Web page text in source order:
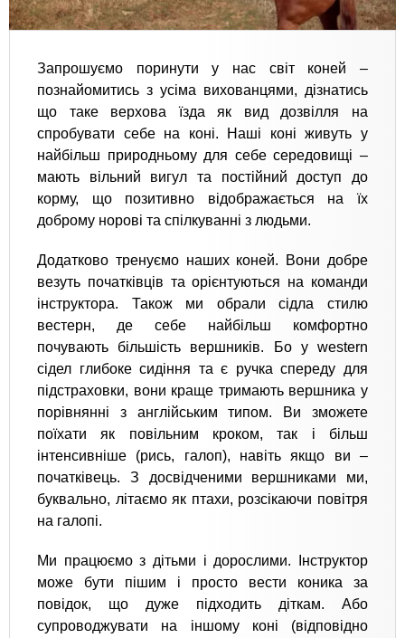
Запрошуємо поринути у нас світ коней –
познайомитись з усіма вихованцями, дізнатись
що таке верхова їзда як вид дозвілля на
спробувати себе на коні. Наші коні живуть у
найбільш природньому для себе середовищі –
мають вільний вигул та постійний доступ до
корму, що позитивно відображається на їх
доброму норові та спілкуванні з людьми.
Додатково тренуємо наших коней. Вони добре
везуть початківців та орієнтуються на команди
інструктора. Також ми обрали сідла стилю
вестерн, де себе найбільш комфортно
почувають більшість вершників. Бо у western
сідел глибоке сидіння та є ручка спереду для
підстраховки, вони краще тримають вершника у
порівнянні з англійським типом. Ви зможете
поїхати як повільним кроком, так і більш
інтенсивніше (рись, галоп), навіть якщо ви –
початківець. З досвідченими вершниками ми,
буквально, літаємо як птахи, розсікаючи повітря
на галопі.
Ми працюємо з дітьми і дорослими. Інструктор
може бути пішим і просто вести коника за
повідок, що дуже підходить діткам. Або
супроводжувати на іншому коні (відповідно